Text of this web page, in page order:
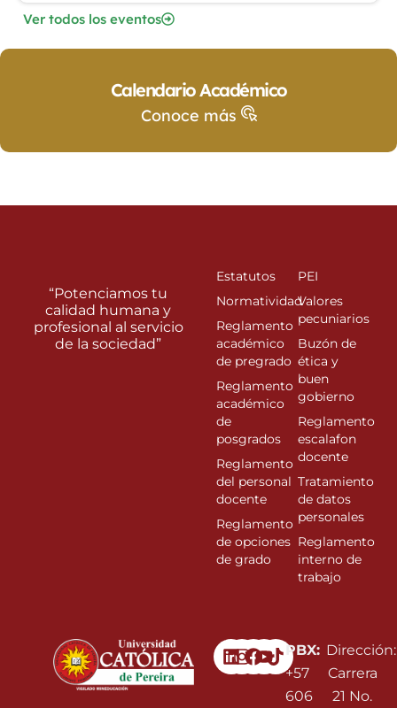
Ver todos los eventos
Calendario Académico
Conoce más
Linkedin
Instagram
Facebook
Youtube
PBX:
+57
606
Dirección:
Carrera
21 No.
“Potenciamos tu
calidad humana y
profesional al servicio
de la sociedad”
Estatutos
Normatividad
Reglamento
académico
de pregrado
Reglamento
académico
de
posgrados
Reglamento
del personal
docente
Reglamento
de opciones
de grado
PEI
Valores
pecuniarios
Buzón de
ética y
buen
gobierno
Reglamento
escalafon
docente
Tratamiento
de datos
personales
Reglamento
interno de
trabajo